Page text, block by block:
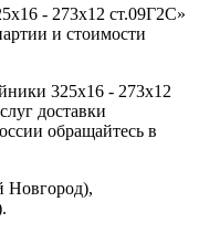
- 273х12 ст.09Г2С»
и стоимости
325х16 - 273х12
доставки
обращайтесь в
Новгород),